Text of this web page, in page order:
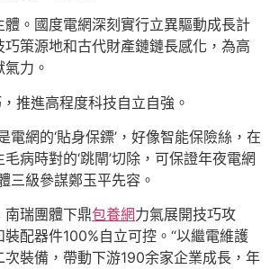
體。國度電網深刻實行立異驅動成長計
策源地和古代財產鏈鏈長感化，為高
力。
推進高程度科技自立自強。
電網的‘貼身保鏢’，好像智能保險絲，在
毛病時對的‘跳閘’切除，可保證年夜電網
三級參謀鄭玉平先容。
南瑞團體下鼎包養網力氣展開技巧攻
配器件100%自立可控。“以繼電維護
裝備，帶動下游190余家企業成長，年